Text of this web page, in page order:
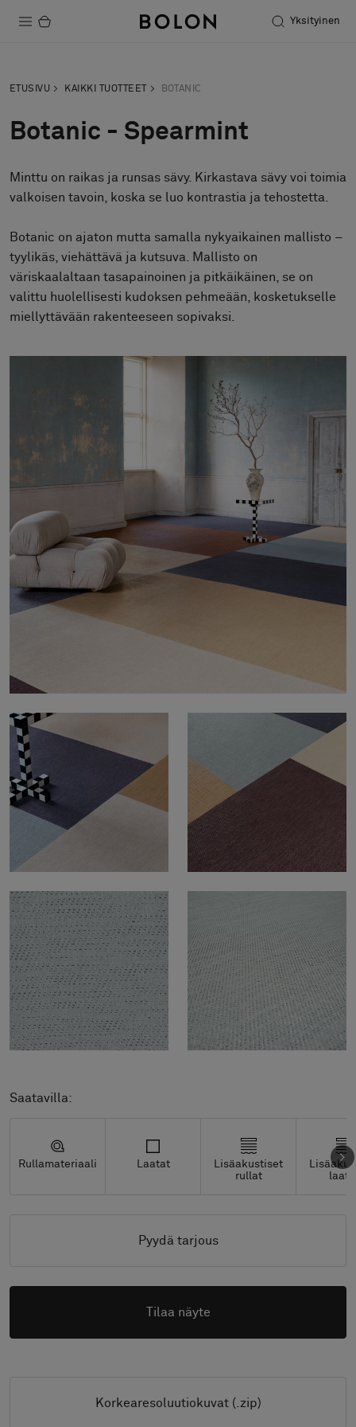
Yksityinen
Kestävä kehitys
Asennus
Yhteistyötä suunnittelijoiden kanssa
Tietoa meistä
Pattern Tile Tool
Valitse maa
ETUSIVU KAIKKI TUOTTEET BOTANIC
Botanic - Spearmint
Minttu on raikas ja runsas sävy. Kirkastava sävy voi toimia
valkoisen tavoin, koska se luo kontrastia ja tehostetta.
Botanic on ajaton mutta samalla nykyaikainen mallisto –
tyylikäs, viehättävä ja kutsuva. Mallisto on
väriskaalaltaan tasapainoinen ja pitkäikäinen, se on
valittu huolellisesti kudoksen pehmeään, kosketukselle
miellyttävään rakenteeseen sopivaksi.
Saatavilla:
Rullamateriaali Laatat
Lisäakustiset
rullat
Pyydä tarjous
Tilaa näyte
Korkearesoluutiokuvat (.zip)